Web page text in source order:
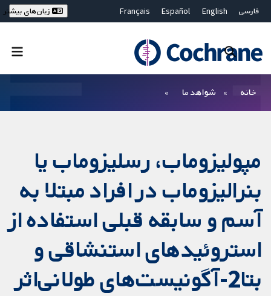
فارسی English
Español
Français
Bahasa Malaysia
ไทย
繁體中文
زبان‌های بیشتر
خانه شواهد ما
مپولیزوماب، رسلیزوماب یا
بنرالیزوماب در افراد مبتلا به
آسم و سابقه قبلی استفاده از
استروئیدهای استنشاقی و
بتا2-آگونیست‌های طولانی‌اثر